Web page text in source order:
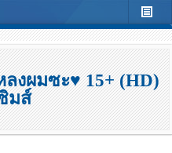
งผมซะ♥ 15+ (HD)
มส์